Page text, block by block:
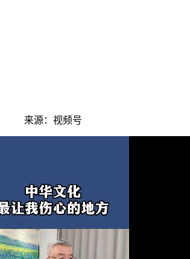
来源：视频号